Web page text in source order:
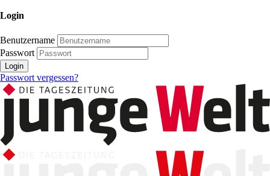
Login
Benutzername
Passwort
Login
Passwort vergessen?